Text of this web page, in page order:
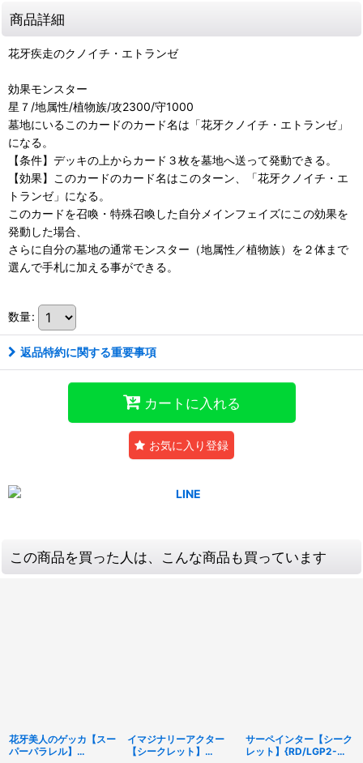
商品詳細
花牙疾走のクノイチ・エトランゼ
効果モンスター
星７/地属性/植物族/攻2300/守1000
墓地にいるこのカードのカード名は「花牙クノイチ・エトランゼ」
になる。
【条件】デッキの上からカード３枚を墓地へ送って発動できる。
【効果】このカードのカード名はこのターン、「花牙クノイチ・エ
トランゼ」になる。
このカードを召喚・特殊召喚した自分メインフェイズにこの効果を
発動した場合、
さらに自分の墓地の通常モンスター（地属性／植物族）を２体まで
選んで手札に加える事ができる。
数量:
返品特約に関する重要事項
カートに入れる
お気に入り登録
この商品を買った人は、こんな商品も買っています
花牙美人のゲッカ【スー
パーパラレル】
イマジナリーアクター
【シークレット】
サーペインター【シーク
レット】{RD/LGP2-